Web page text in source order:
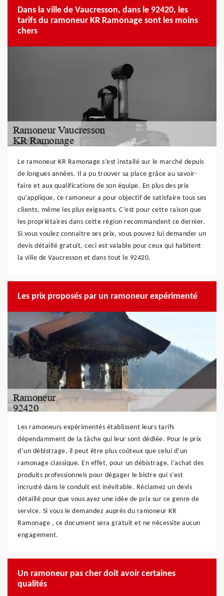
Dans la ville de Vaucresson, dans le 92420, les
tarifs du ramoneur KR Ramonage sont les moins
chers
Le ramoneur KR Ramonage s’est installé sur le marché depuis
de longues années. Il a pu trouver sa place grâce au savoir-
faire et aux qualifications de son équipe. En plus des prix
qu’applique, ce ramoneur a pour objectif de satisfaire tous ses
clients, même les plus exigeants. C’est pour cette raison que
les propriétaires dans cette région recommandent ce dernier.
Si vous voulez connaitre ses prix, vous pouvez lui demander un
devis détaillé gratuit, ceci est valable pour ceux qui habitent
la ville de Vaucresson et dans tout le 92420.
Les prix proposés par un ramoneur expérimenté
Les ramoneurs expérimentés établissent leurs tarifs
dépendamment de la tâche qui leur sont dédiée. Pour le prix
d’un débistrage, il peut être plus coûteux que celui d’un
ramonage classique. En effet, pour un débistrage, l’achat des
produits professionnels pour dégager le bistre qui s’est
incrusté dans le conduit est inévitable. Réclamez un devis
détaillé pour que vous ayez une idée de prix sur ce genre de
service. Si vous le demandez auprès du ramoneur KR
Ramonage , ce document sera gratuit et ne nécessite aucun
engagement.
Un ramoneur pas cher doit avoir certaines
qualités